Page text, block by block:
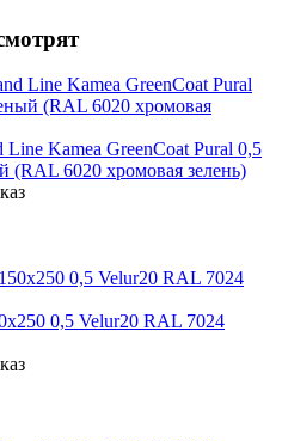
Kamea GreenCoat Pural 0,5
(RAL 6020 хромовая зелень)
0,5 Velur20 RAL 7024